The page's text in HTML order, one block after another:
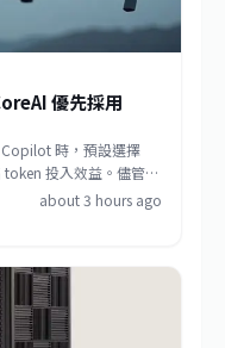
優先採用
時，預設選擇
投入效益。儘管微
換選項，內部工作仍將
about 3 hours ago